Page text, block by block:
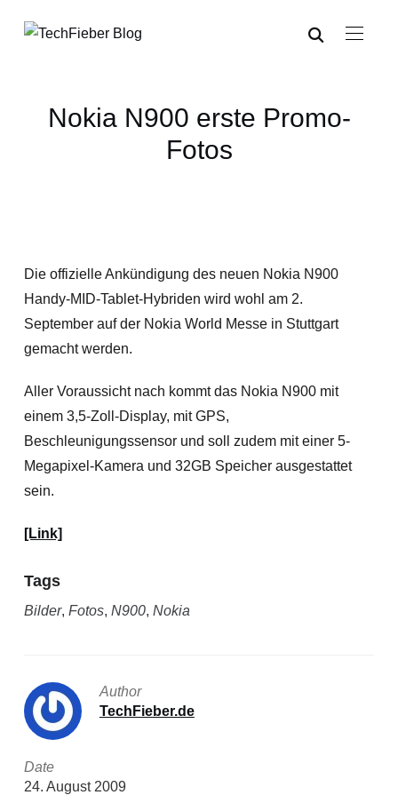
Nokia N900 erste Promo-
Fotos
Die offizielle Ankündigung des neuen Nokia N900
Handy-MID-Tablet-Hybriden wird wohl am 2.
September auf der Nokia World Messe in Stuttgart
gemacht werden.
Aller Voraussicht nach kommt das Nokia N900 mit
einem 3,5-Zoll-Display, mit GPS,
Beschleunigungssensor und soll zudem mit einer 5-
Megapixel-Kamera und 32GB Speicher ausgestattet
sein.
[Link]
Tags
Bilder, Fotos, N900, Nokia
Author
TechFieber.de
Date
24. August 2009